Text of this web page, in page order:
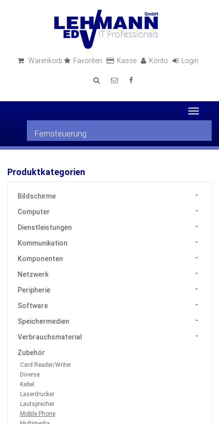
Warenkorb Favoriten Kasse Konto Login
Toggle
Fernsteuerung
Produktkategorien
Bildschirme
Computer
Dienstleistungen
Kommunikation
Komponenten
Netzwerk
Peripherie
Software
Speichermedien
Verbrauchsmaterial
Zubehör
Card Reader/Writer
Diverse
Kabel
Laserdrucker
Lautsprecher
Mobile Phone